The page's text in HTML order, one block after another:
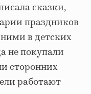
сказки,
праздников
в детских
не покупали
сторонних
работают